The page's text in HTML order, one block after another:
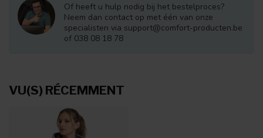
Of heeft u hulp nodig bij het bestelproces?
Neem dan contact op met één van onze
specialisten via support@comfort-producten.be
of 038 08 18 78
VU(S) RÉCEMMENT